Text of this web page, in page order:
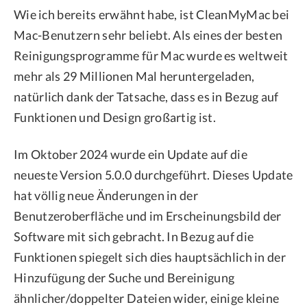
Wie ich bereits erwähnt habe, ist CleanMyMac bei
Mac-Benutzern sehr beliebt. Als eines der besten
Reinigungsprogramme für Mac wurde es weltweit
mehr als 29 Millionen Mal heruntergeladen,
natürlich dank der Tatsache, dass es in Bezug auf
Funktionen und Design großartig ist.
Im Oktober 2024 wurde ein Update auf die
neueste Version 5.0.0 durchgeführt. Dieses Update
hat völlig neue Änderungen in der
Benutzeroberfläche und im Erscheinungsbild der
Software mit sich gebracht. In Bezug auf die
Funktionen spiegelt sich dies hauptsächlich in der
Hinzufügung der Suche und Bereinigung
ähnlicher/doppelter Dateien wider, einige kleine